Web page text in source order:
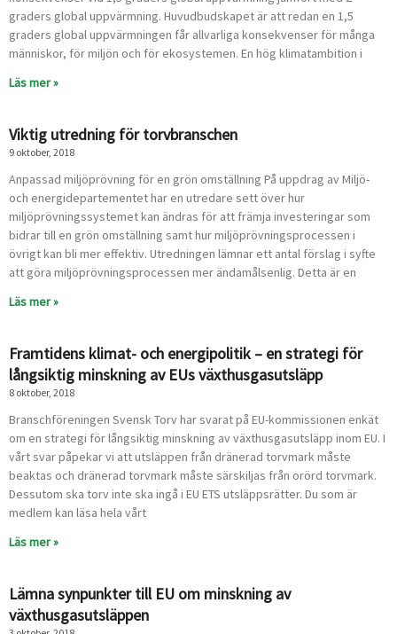
graders global uppvärmning. Huvudbudskapet är att redan en 1,5
graders global uppvärmningen får allvarliga konsekvenser för många
människor, för miljön och för ekosystemen. En hög klimatambition i
Läs mer »
Viktig utredning för torvbranschen
9 oktober, 2018
Anpassad miljöprövning för en grön omställning På uppdrag av Miljö-
och energidepartementet har en utredare sett över hur
miljöprövningssystemet kan ändras för att främja investeringar som
bidrar till en grön omställning samt hur miljöprövningsprocessen i
övrigt kan bli mer effektiv. Utredningen lämnar ett antal förslag i syfte
att göra miljöprövningsprocessen mer ändamålsenlig. Detta är en
Läs mer »
Framtidens klimat- och energipolitik – en strategi för
långsiktig minskning av EUs växthusgasutsläpp
8 oktober, 2018
Branschföreningen Svensk Torv har svarat på EU-kommissionen enkät
om en strategi för långsiktig minskning av växthusgasutsläpp inom EU. ​​​I
vårt svar påpekar vi att utsläppen från dränerad torvmark måste
beaktas och dränerad torvmark måste särskiljas från orörd torvmark.
Dessutom ska torv inte ska ingå i EU ETS utsläppsrätter. Du som är
medlem kan läsa hela vårt
Läs mer »
Lämna synpunkter till EU om minskning av
växthusgasutsläppen